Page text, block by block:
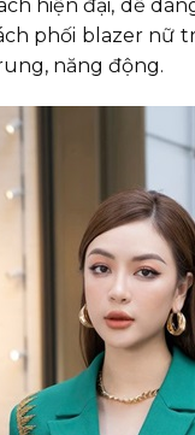
hiện đại, dễ
phối blazer nữ
năng động.